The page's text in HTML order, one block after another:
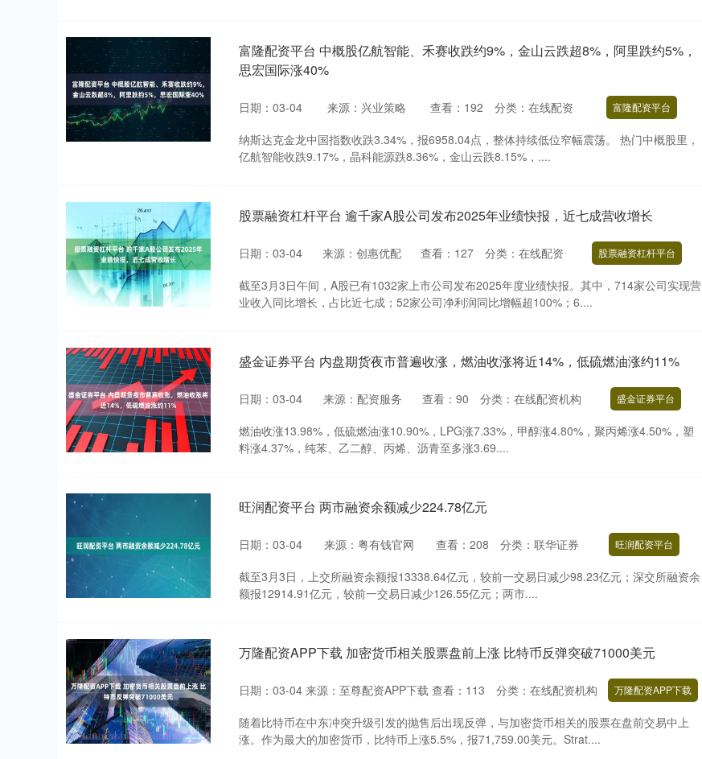
富隆配资平台 中概股亿航智能、禾赛收跌约9%，金山云跌超8%，阿里跌约5%，
思宏国际涨40%
日期：03-04 来源：兴业策略 查看： 192 分类： 在线配资 富隆配资平台
纳斯达克金龙中国指数收跌3.34%，报6958.04点，整体持续低位窄幅震荡。 热门中概股里，
亿航智能收跌9.17%，晶科能源跌8.36%，金山云跌8.15%，....
股票融资杠杆平台 逾千家A股公司发布2025年业绩快报，近七成营收增长
日期：03-04 来源：创惠优配 查看： 127 分类： 在线配资 股票融资杠杆平台
截至3月3日午间，A股已有1032家上市公司发布2025年度业绩快报。其中，714家公司实现营
业收入同比增长，占比近七成；52家公司净利润同比增幅超100%；6....
盛金证券平台 内盘期货夜市普遍收涨，燃油收涨将近14%，低硫燃油涨约11%
日期：03-04 来源：配资服务 查看： 90 分类： 在线配资机构 盛金证券平台
燃油收涨13.98%，低硫燃油涨10.90%，LPG涨7.33%，甲醇涨4.80%，聚丙烯涨4.50%，塑
料涨4.37%，纯苯、乙二醇、丙烯、沥青至多涨3.69....
旺润配资平台 两市融资余额减少224.78亿元
日期：03-04 来源：粤有钱官网 查看： 208 分类： 联华证券 旺润配资平台
截至3月3日，上交所融资余额报13338.64亿元，较前一交易日减少98.23亿元；深交所融资余
额报12914.91亿元，较前一交易日减少126.55亿元；两市....
万隆配资APP下载 加密货币相关股票盘前上涨 比特币反弹突破71000美元
日期：03-04 来源：至尊配资APP下载 查看： 113 分类： 在线配资机构 万隆配资APP下载
随着比特币在中东冲突升级引发的抛售后出现反弹，与加密货币相关的股票在盘前交易中上
涨。作为最大的加密货币，比特币上涨5.5%，报71,759.00美元。Strat....